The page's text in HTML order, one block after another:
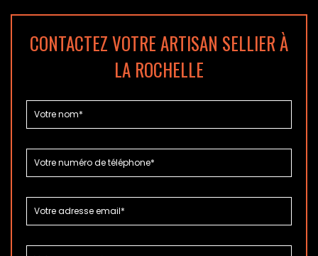
CONTACTEZ VOTRE ARTISAN SELLIER À
LA ROCHELLE